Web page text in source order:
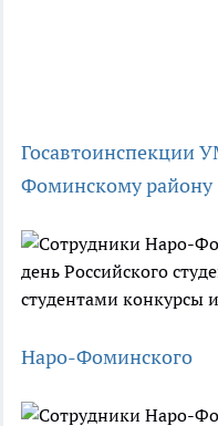
Госавтоинспекции
Фоминскому району
Наро-Фоминского